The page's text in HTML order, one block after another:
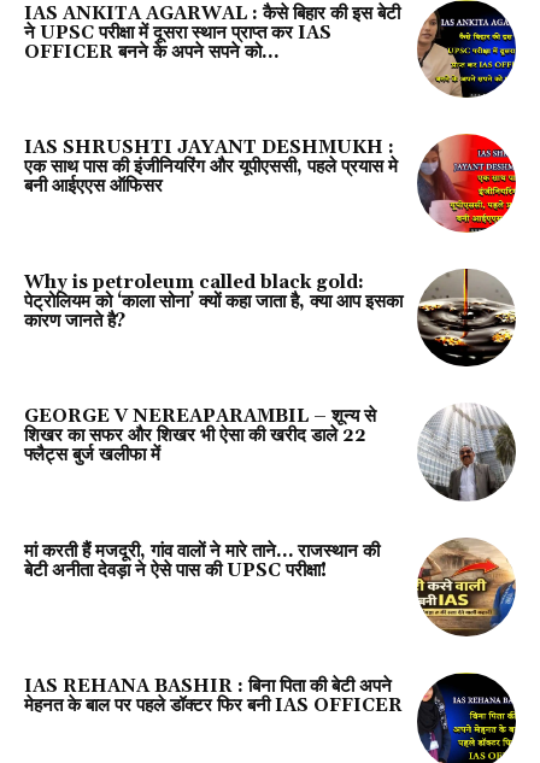
IAS ANKITA AGARWAL : कैसे बिहार की इस बेटी
ने UPSC परीक्षा में दूसरा स्थान प्राप्त कर IAS
OFFICER बनने के अपने सपने को...
IAS SHRUSHTI JAYANT DESHMUKH :
एक साथ पास की इंजीनियरिंग और यूपीएससी, पहले प्रयास मे
बनी आईएएस ऑफिसर
Why is petroleum called black gold:
पेट्रोलियम को ‘काला सोना’ क्यों कहा जाता है, क्या आप इसका
कारण जानते है?
GEORGE V NEREAPARAMBIL – शून्य से
शिखर का सफर और शिखर भी ऐसा की खरीद डाले 22
फ्लैट्स बुर्ज खलीफा में
मां करती हैं मजदूरी, गांव वालों ने मारे ताने… राजस्थान की
बेटी अनीता देवड़ा ने ऐसे पास की UPSC परीक्षा!
IAS REHANA BASHIR : बिना पिता की बेटी अपने
मेहनत के बाल पर पहले डॉक्टर फिर बनी IAS OFFICER